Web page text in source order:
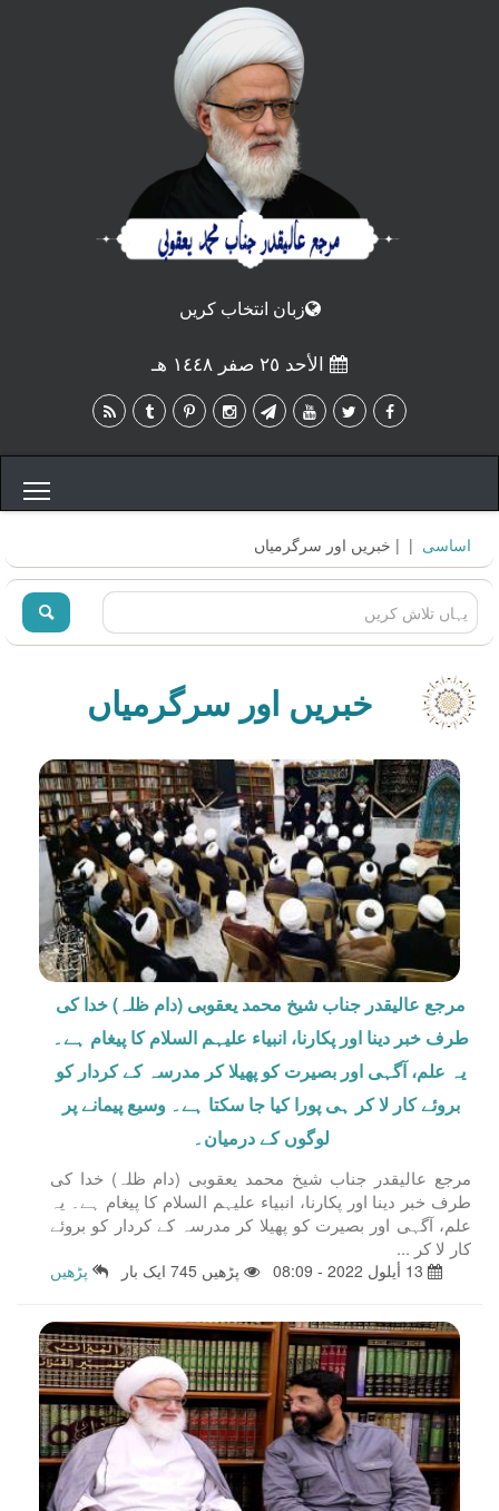
زبان انتخاب كريں
الأحد ٢٥ صفر ١٤٤٨ هـ
اساسى | | خبريں اور سرگرمياں
خبريں اور سرگرمياں
مرجع عالیقدر جناب شیخ محمد یعقوبی (دام ظلہ) خدا کی
طرف خبر دینا اور پکارنا، انبیاء علیہم السلام کا پیغام ہے۔
یہ علم، آگہی اور بصیرت کو پھیلا کر مدرسہ کے کردار کو
بروئے کار لا کر ہی پورا کیا جا سکتا ہے۔ وسیع پیمانے پر
لوگوں کے درمیان۔
مرجع عالیقدر جناب شیخ محمد یعقوبی (دام ظلہ) خدا کی
طرف خبر دینا اور پکارنا، انبیاء علیہم السلام کا پیغام ہے۔ یہ
علم، آگہی اور بصیرت کو پھیلا کر مدرسہ کے کردار کو بروئے
کار لا کر ...
پڑھیں 745 ایک بار پڑھیں